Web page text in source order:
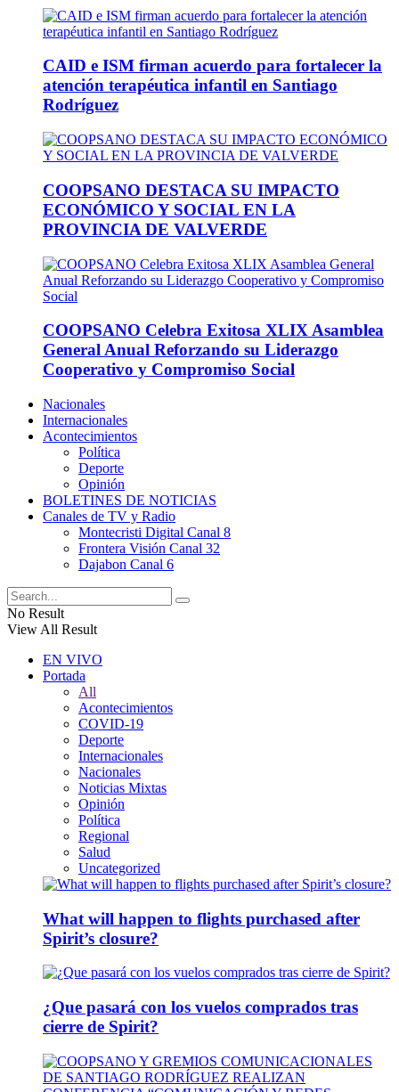
CAID e ISM firman acuerdo para fortalecer la
atención terapéutica infantil en Santiago
Rodríguez
COOPSANO DESTACA SU IMPACTO
ECONÓMICO Y SOCIAL EN LA
PROVINCIA DE VALVERDE
COOPSANO Celebra Exitosa XLIX Asamblea
General Anual Reforzando su Liderazgo
Cooperativo y Compromiso Social
Nacionales
Internacionales
Acontecimientos
Política
Deporte
Opinión
BOLETINES DE NOTICIAS
Canales de TV y Radio
Montecristi Digital Canal 8
Frontera Visión Canal 32
Dajabon Canal 6
No Result
View All Result
EN VIVO
Portada
All
Acontecimientos
COVID-19
Deporte
Internacionales
Nacionales
Noticias Mixtas
Opinión
Política
Regional
Salud
Uncategorized
What will happen to flights purchased after
Spirit’s closure?
¿Que pasará con los vuelos comprados tras
cierre de Spirit?